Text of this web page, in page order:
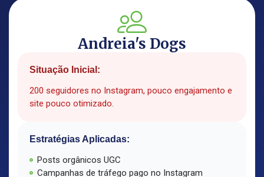
Andreia's Dogs
Situação Inicial:
200 seguidores no Instagram, pouco engajamento e
site pouco otimizado.
Estratégias Aplicadas:
Posts orgânicos UGC
Campanhas de tráfego pago no Instagram